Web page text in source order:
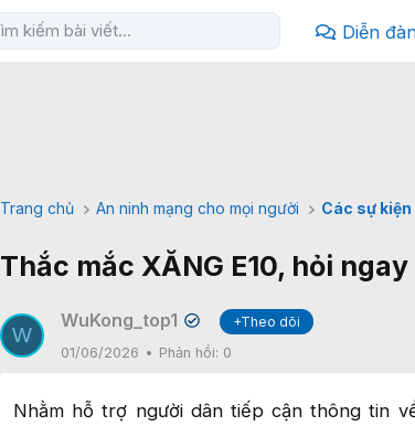
Diễn
Trang chủ An ninh mạng cho mọi người Các sự kiện
Thắc mắc XĂNG E10, hỏi
W
WuKong_top1 ✔
+Theo dõi
01/06/2026
Phản hồi: 0
Nhằm hỗ trợ người dân tiếp cận thông tin